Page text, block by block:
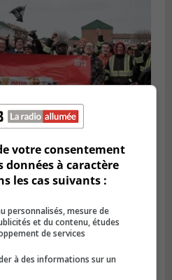
pour protéger son
votre consentement
à caractère
les cas suivants :
personnalisés, mesure de
et du contenu, études
de services
à des informations sur un